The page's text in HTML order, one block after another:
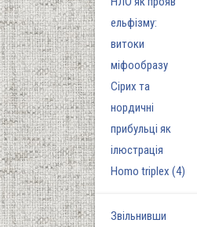
ельфізму:
витоки
міфообразу
Сірих та
нордичні
прибульці як
ілюстрація
Homo triplex (4)
Звільнивши